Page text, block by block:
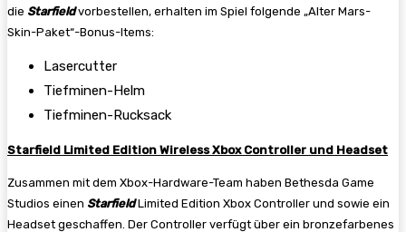
die Starfieldvorbestellen, erhalten im Spiel folgende „Alter Mars-
Skin-Paket“-Bonus-Items:
Lasercutter
Tiefminen-Helm
Tiefminen-Rucksack
Starfield Limited Edition Wireless Xbox Controller und Headset
Zusammen mit dem Xbox-Hardware-Team haben Bethesda Game
Studios einen StarfieldLimited Edition Xbox Controller und sowie ein
Headset geschaffen. Der Controller verfügt über ein bronzefarbenes